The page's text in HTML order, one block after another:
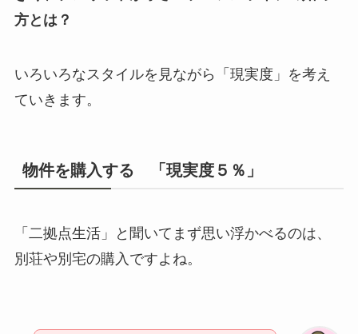
方とは？
いろいろなスタイルを見ながら「現実度」を考え
ていきます。
物件を購入する 「現実度５％」
「二拠点生活」と聞いてまず思い浮かべるのは、
別荘や別宅の購入ですよね。